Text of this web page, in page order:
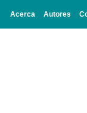
Acerca Autores